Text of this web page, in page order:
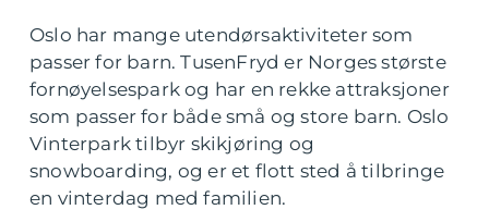
Oslo har mange utendørsaktiviteter som
passer for barn. TusenFryd er Norges største
fornøyelsespark og har en rekke attraksjoner
som passer for både små og store barn. Oslo
Vinterpark tilbyr skikjøring og
snowboarding, og er et flott sted å tilbringe
en vinterdag med familien.